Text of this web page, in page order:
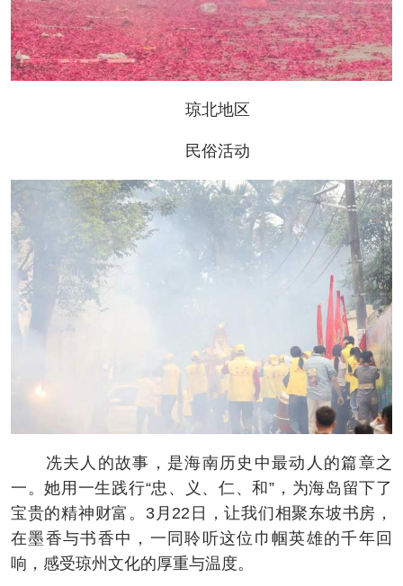
琼北地区
民俗活动
冼夫人的故事，是海南历史中最动人的篇章之
一。她用一生践行“忠、义、仁、和”，为海岛留下了
宝贵的精神财富。3月22日，让我们相聚东坡书房，
在墨香与书香中，一同聆听这位巾帼英雄的千年回
响，感受琼州文化的厚重与温度。